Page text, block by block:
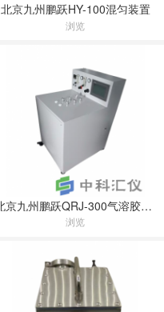
北京九州鹏跃HY-100混匀装置
浏览
北京九州鹏跃QRJ-300气溶胶发生器
浏览